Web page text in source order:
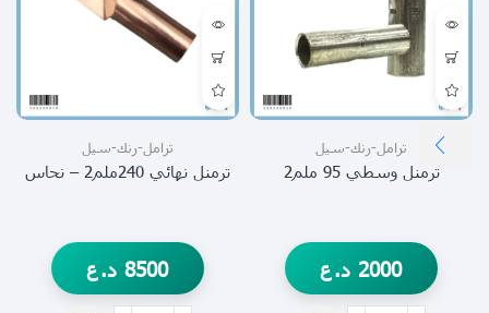
ترامل-رنك-سيل
ترمنل وسطي 95 ملم2
2000 د.ع
ترامل-رنك-سيل
ترمنل نهائي 240ملم2 – نحاس
8500 د.ع